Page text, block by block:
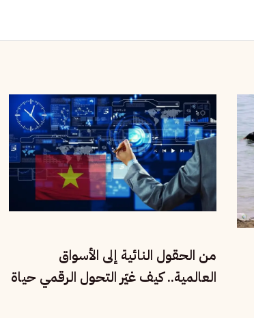
من الحقول النائية إلى الأسواق
العالمية.. كيف غيّر التحول الرقمي حياة